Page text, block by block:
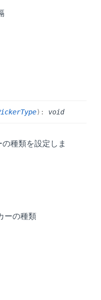
) : void
種類を設定しま
ーの種類